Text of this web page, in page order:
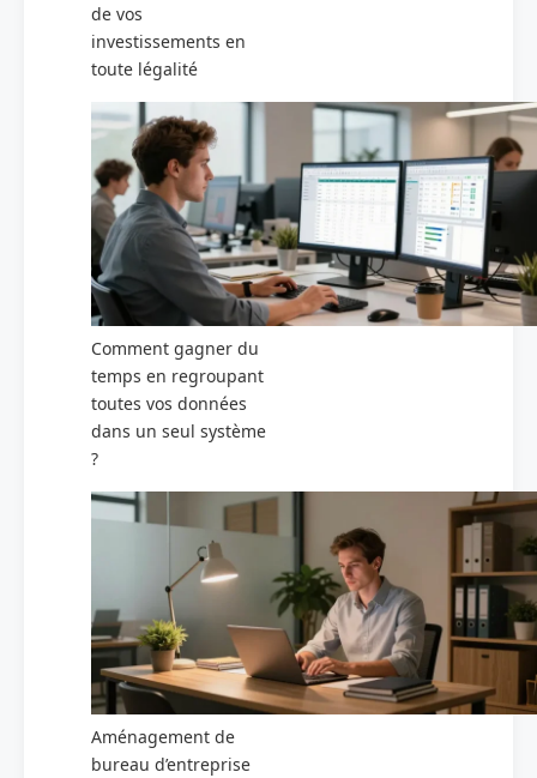
de vos
investissements en
toute légalité
Comment gagner du
temps en regroupant
toutes vos données
dans un seul système
?
Aménagement de
bureau d’entreprise